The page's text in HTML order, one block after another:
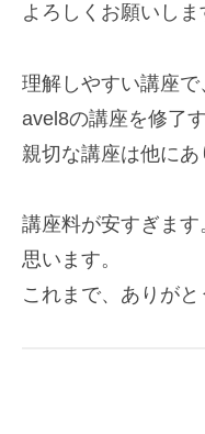
よろしくお願いしま
理解しやすい講座
avel8の講座を修了
親切な講座は他にあ
講座料が安すぎま
思います。
これまで、ありがと